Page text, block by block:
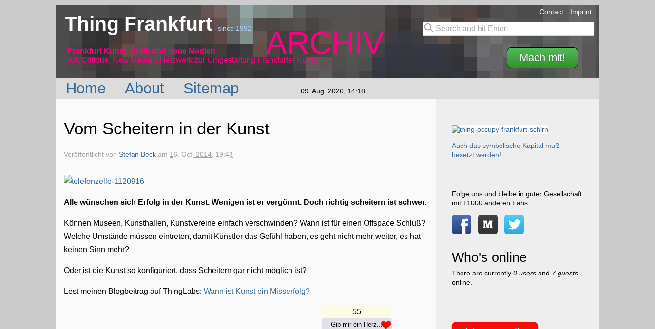
Thing Frankfurtsince 1992
Frankfurt Kunst, Kritik und neue Medien
Art, Critique, New Media // Netzwerk
ARCHIV
zur Umgestaltung Frankfurter Kunst Mach mit!
Contact Imprint
Home About Sitemap 09. Aug. 2026, 14:18
Vom Scheitern in der Kunst
Veröffentlicht vonStefan Beck am 16. Oct. 2014, 19:43
Alle wünschen sich Erfolg in der Kunst. Wenigen ist er vergönnt. Doch richtig scheitern ist schwer.
Können Museen, Kunsthallen, Kunstvereine einfach verschwinden? Wann ist für einen Offspace Schluß?
Welche Umstände müssen eintreten, damit Künstler das Gefühl haben, es geht nicht mehr weiter, es hat
keinen Sinn mehr?
Oder ist die Kunst so konfiguriert, dass Scheitern gar nicht möglich ist?
Lest meinen Blogbeitrag auf ThingLabs:Wann ist Kunst ein Misserfolg?
55
Gib mir ein Herz...
Auch das symbolische Kapital muß
besetzt werden!
Folge uns und bleibe in guter Gesellschaft
mit +1000 anderen Fans.
Who's online
There are currently 0 usersand 7 guests
online.